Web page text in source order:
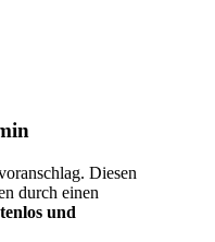
Diesen
durch einen
und